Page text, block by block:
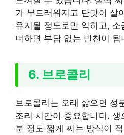
가 부드러워지고 단맛이 살
유지될 정도로만 익히고,
더하면 부담 없는 반찬이 됩
6. 브로콜리
브로콜리는 오래 삶으면 성
조리 시간이 중요합니다.
분 정도 짧게 찌는 방식이